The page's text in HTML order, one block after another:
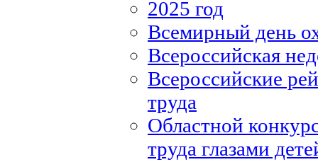
2025 год
Всемирный день
Всероссийская
Всероссийские
труда
Областной
труда глазами